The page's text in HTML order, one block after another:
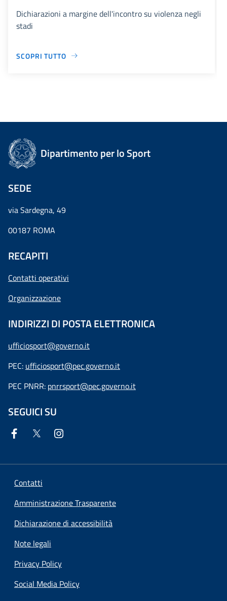
Dichiarazioni a margine dell'incontro su violenza negli
stadi
SCOPRI TUTTO
Dipartimento per lo Sport
SEDE
via Sardegna, 49
00187 ROMA
RECAPITI
Contatti operativi
Organizzazione
INDIRIZZI DI POSTA ELETTRONICA
ufficiosport@governo.it
PEC: ufficiosport@pec.governo.it
PEC PNRR: pnrrsport@pec.governo.it
SEGUICI SU
Contatti
Amministrazione Trasparente
Dichiarazione di accessibilità
Note legali
Privacy Policy
Social Media Policy